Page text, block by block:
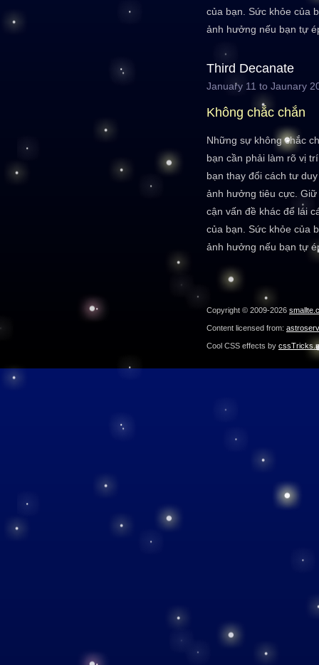
của bạn. Sức khỏe của
ảnh hưởng nếu bạn tự
Third Decanate
January 11 to Jaunary
Không chắc chắn
Những sự không chắc
bạn cần phải làm rõ vị
bạn thay đổi cách tư
ảnh hưởng tiêu cực.
cận vấn đề khác để lái
của bạn. Sức khỏe của
ảnh hưởng nếu bạn tự
Copyright © 2009-2026
Content licensed from:
Cool CSS effects by